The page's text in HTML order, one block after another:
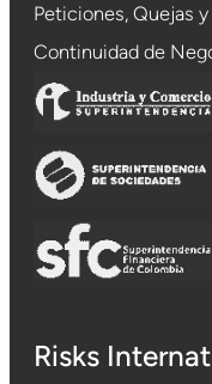
Peticiones, Quejas
Continuidad de
Risks